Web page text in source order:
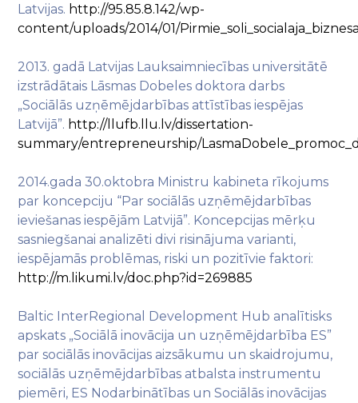
Latvijas. http://95.85.8.142/wp-
content/uploads/2014/01/
2013. gadā Latvijas Lauksaimniecības universitātē
izstrādātais Lāsmas Dobeles doktora darbs
„Sociālās uzņēmējdarbības attīstības iespējas
Latvijā”. http://llufb.llu.lv/dissertation-
summary/entrepreneurship/
2014.gada 30.oktobra Ministru kabineta rīkojums
par koncepciju “Par sociālās uzņēmējdarbības
ieviešanas iespējām Latvijā”. Koncepcijas mērķu
sasniegšanai analizēti divi risinājuma varianti,
iespējamās problēmas, riski un pozitīvie faktori:
http://m.likumi.lv/doc.php?id=269885
Baltic InterRegional Development Hub analītisks
apskats „Sociālā inovācija un uzņēmējdarbība ES”
par sociālās inovācijas aizsākumu un skaidrojumu,
sociālās uzņēmējdarbības atbalsta instrumentu
piemēri, ES Nodarbinātības un Sociālās inovācijas